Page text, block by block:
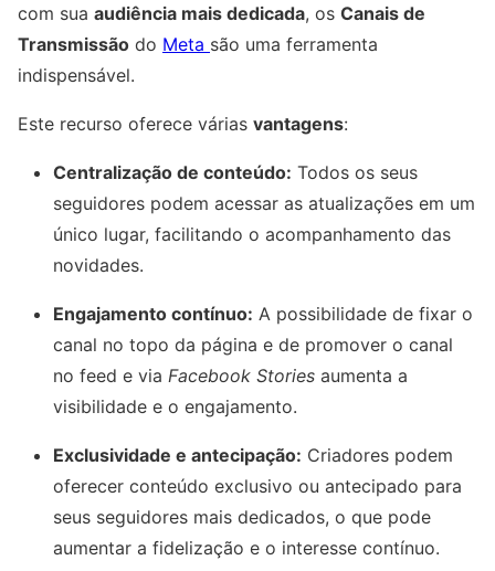
com sua audiência mais dedicada, os Canais de
Transmissão do Meta são uma ferramenta
indispensável.
Este recurso oferece várias vantagens:
Centralização de conteúdo: Todos os seus
seguidores podem acessar as atualizações em um
único lugar, facilitando o acompanhamento das
novidades.
Engajamento contínuo: A possibilidade de fixar o
canal no topo da página e de promover o canal
no feed e via Facebook Stories aumenta a
visibilidade e o engajamento.
Exclusividade e antecipação: Criadores podem
oferecer conteúdo exclusivo ou antecipado para
seus seguidores mais dedicados, o que pode
aumentar a fidelização e o interesse contínuo.